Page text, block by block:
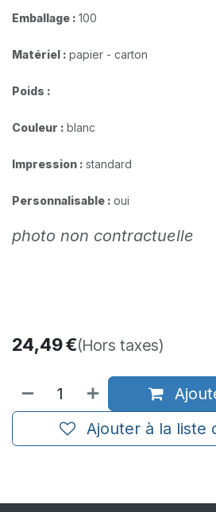
Emballage : 100
Matériel : papier - carton
Poids :
Couleur : blanc
Impression : standard​
Personnalisable : oui
photo non contractuelle
24,49€(Hors taxes)
Ajouter à la liste